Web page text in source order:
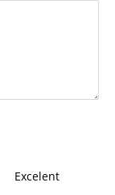
Excelent